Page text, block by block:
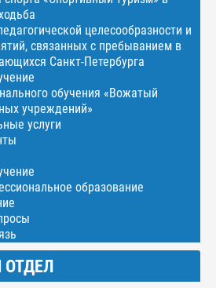
целесообразности и
связанных с пребыванием в
Санкт-Петербурга
обучения «Вожатый
учреждений»
услуги
образование